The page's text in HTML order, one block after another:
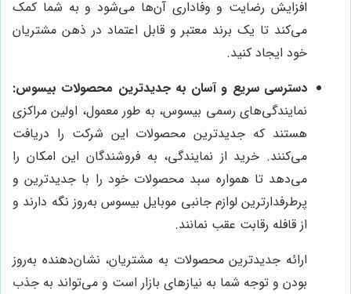
افزایش رضایت و وفاداری آن‌ها می‌شود و به شما کمک
می‌کند تا یک برند معتبر و قابل اعتماد در ذهن مشتریان
خود ایجاد کنید.
دسترسی سریع و آسان به جدیدترین محصولات بیسوس:
نمایندگی‌های رسمی بیسوس، به طور معمول، اولین مراکزی
هستند که جدیدترین محصولات این شرکت را دریافت
می‌کنند. خرید از نمایندگی، به فروشندگان این امکان را
می‌دهد تا همواره سبد محصولات خود را با جدیدترین و
پرطرفدارترین لوازم جانبی موبایل بیسوس به‌روز نگه دارند و
از قافله رقابت عقب نمانند.
ارائه جدیدترین محصولات به مشتریان، نشان‌دهنده به‌روز
بودن و توجه شما به نیازهای بازار است و می‌تواند به جذب